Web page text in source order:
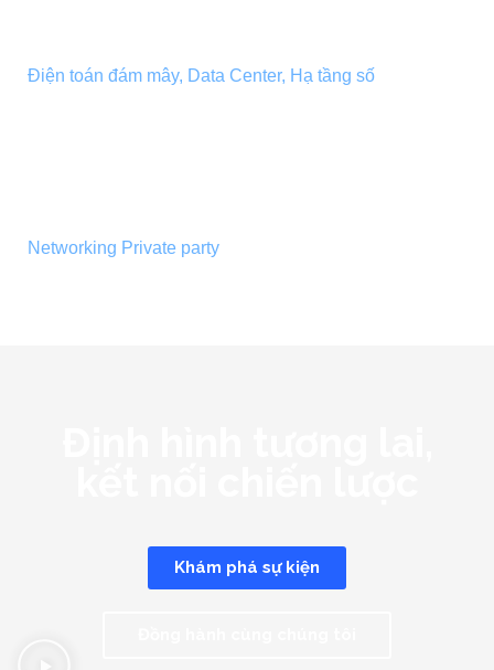
Điện toán đám mây, Data Center, Hạ tầng số
Networking Private party
Khám phá sự kiện